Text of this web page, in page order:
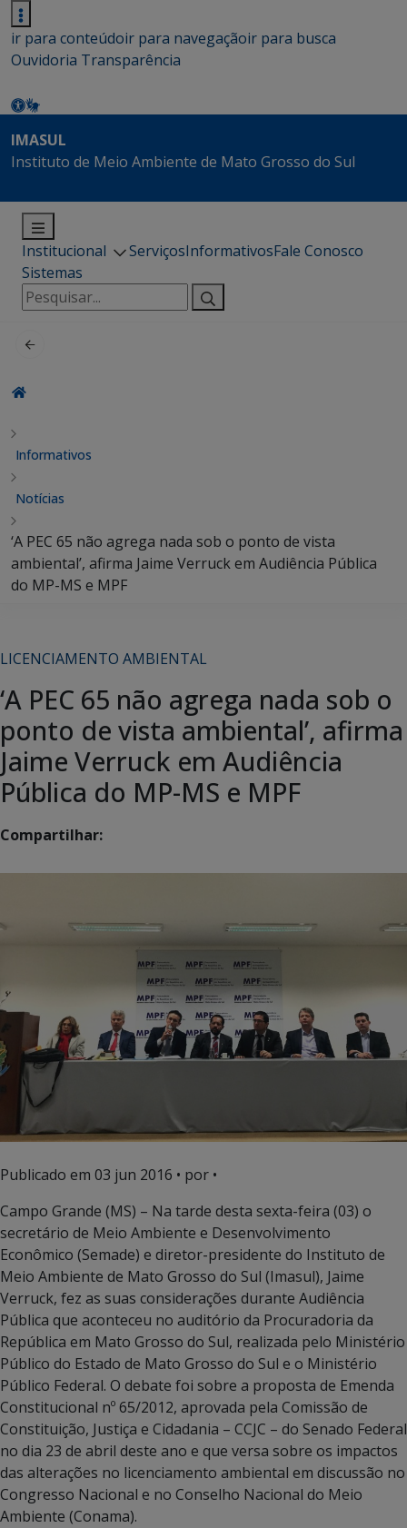
ir para conteúdoir para navegaçãoir para busca
Ouvidoria Transparência
IMASUL
Instituto de Meio Ambiente de Mato Grosso do Sul
Institucional ServiçosInformativosFale Conosco
Sistemas
Pesquisar
por:
Informativos
Notícias
‘A PEC 65 não agrega nada sob o ponto de vista
ambiental’, afirma Jaime Verruck em Audiência Pública
do MP-MS e MPF
LICENCIAMENTO AMBIENTAL
‘A PEC 65 não agrega nada sob o
ponto de vista ambiental’, afirma
Jaime Verruck em Audiência
Pública do MP-MS e MPF
Compartilhar:
Publicado em 03 jun 2016 • por •
Campo Grande (MS) – Na tarde desta sexta-feira (03) o
secretário de Meio Ambiente e Desenvolvimento
Econômico (Semade) e diretor-presidente do Instituto de
Meio Ambiente de Mato Grosso do Sul (Imasul), Jaime
Verruck, fez as suas considerações durante Audiência
Pública que aconteceu no auditório da Procuradoria da
República em Mato Grosso do Sul, realizada pelo Ministério
Público do Estado de Mato Grosso do Sul e o Ministério
Público Federal. O debate foi sobre a proposta de Emenda
Constitucional nº 65/2012, aprovada pela Comissão de
Constituição, Justiça e Cidadania – CCJC – do Senado Federal
no dia 23 de abril deste ano e que versa sobre os impactos
das alterações no licenciamento ambiental em discussão no
Congresso Nacional e no Conselho Nacional do Meio
Ambiente (Conama).